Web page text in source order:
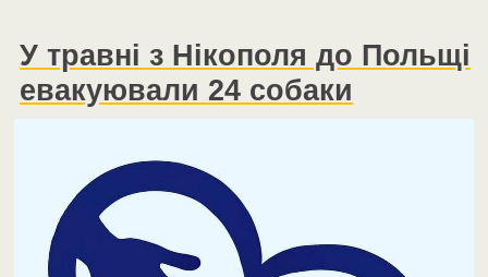
У травні з Нікополя до Польщі
евакуювали 24 собаки